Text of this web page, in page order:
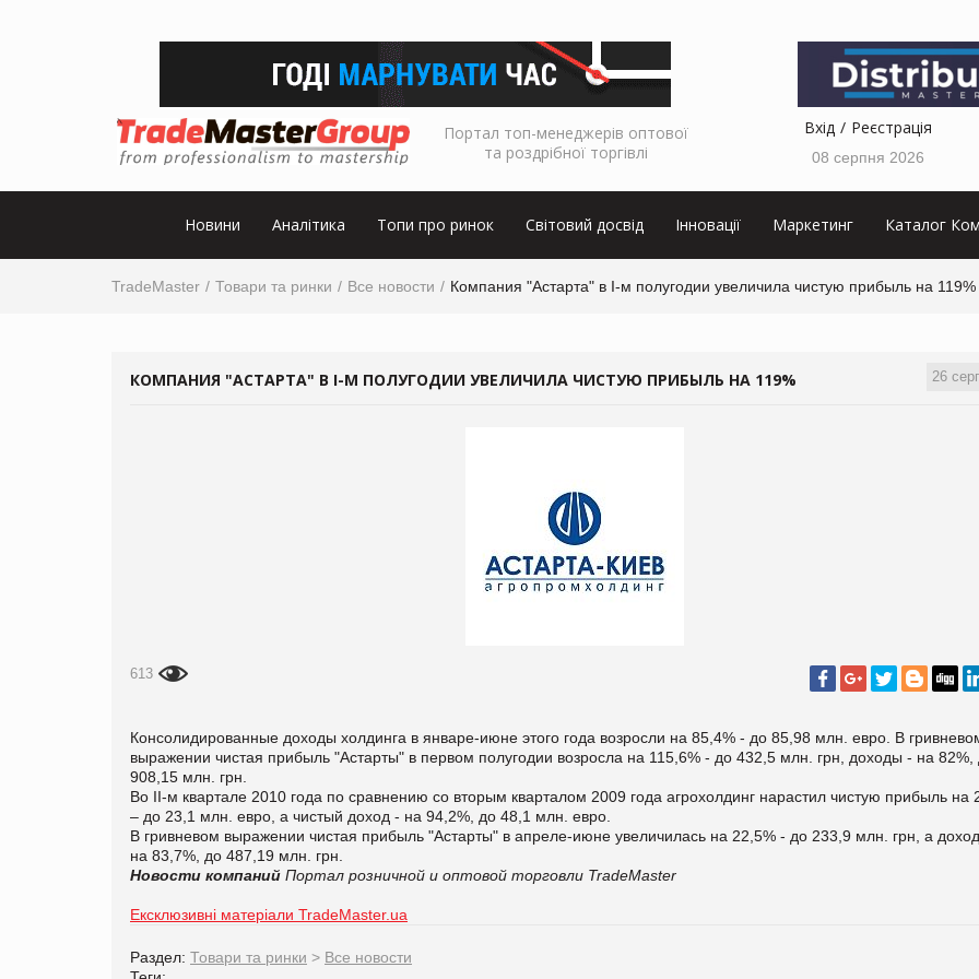
Портал топ-менеджерів оптової
та роздрібної торгівлі
Вхід Реєстрація
08 серпня 2026
Новини Аналітика Топи про ринок Світовий досвід Інновації Маркетинг Каталог
TradeMaster Товари та ринки Все новости Компания "Астарта" в I-м полугодии увеличила чистую прибыль на 119%
26
КОМПАНИЯ "АСТАРТА" В I-М ПОЛУГОДИИ УВЕЛИЧИЛА ЧИСТУЮ ПРИБЫЛЬ НА 119%
613
Консолидированные доходы холдинга в январе-июне этого года возросли на 85,4% - до 85,98 млн. евро. В
выражении чистая прибыль "Астарты" в первом полугодии возросла на 115,6% - до 432,5 млн. грн, доходы - на 82%,
908,15 млн. грн.
Во ІІ-м квартале 2010 года по сравнению со вторым кварталом 2009 года агрохолдинг нарастил чистую прибыль на
– до 23,1 млн. евро, а чистый доход - на 94,2%, до 48,1 млн. евро.
В гривневом выражении чистая прибыль "Астарты" в апреле-июне увеличилась на 22,5% - до 233,9 млн. грн, а
на 83,7%, до 487,19 млн. грн.
Новости компаний Портал розничной и оптовой торговли TradeMaster
Ексклюзивні матеріали TradeMaster.ua
Раздел: Товари та ринки > Все новости